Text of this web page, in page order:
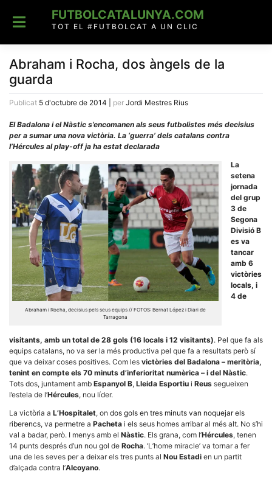
content
FUTBOLCATALUNYA.COM
TOT EL #FUTBOLCAT A UN CLIC
Abraham i Rocha, dos àngels de la
guarda
Publicat 5 d'octubre de 2014 per Jordi Mestres Rius
El Badalona i el Nàstic s’encomanen als seus futbolistes més decisius
per a sumar una nova victòria. La ‘guerra’ dels catalans contra
l’Hércules al play-off ja ha estat declarada
Abraham i Rocha, decisius pels seus equips // FOTOS: Bernat López i Diari de
Tarragona
La
setena
jornada
del grup
3 de
Segona
Divisió B
es va
tancar
amb 6
victòries
locals, i
4 de
visitants, amb un total de 28 gols (16 locals i 12 visitants). Pel que fa als
equips catalans, no va ser la més productiva pel que fa a resultats però sí
que va deixar coses positives. Com les victòries del Badalona – meritòria,
tenint en compte els 70 minuts d’inferioritat numèrica – i del Nàstic.
Tots dos, juntament amb Espanyol B, Lleida Esportiu i Reus segueixen
l’estela de l’Hércules, nou líder.
La victòria a L’Hospitalet, on dos gols en tres minuts van noquejar els
riberencs, va permetre a Pacheta i els seus homes arribar al més alt. No s’hi
val a badar, però. I menys amb el Nàstic. Els grana, com l’Hércules, tenen
14 punts després d’un nou gol de Rocha. ‘L’home miracle’ va tornar a fer
una de les seves per a deixar els tres punts al Nou Estadi en un partit
d’alçada contra l’Alcoyano.
Necessàries
Aquestes
cookies no
són
opcionals,
per al
tècnic de la
web.